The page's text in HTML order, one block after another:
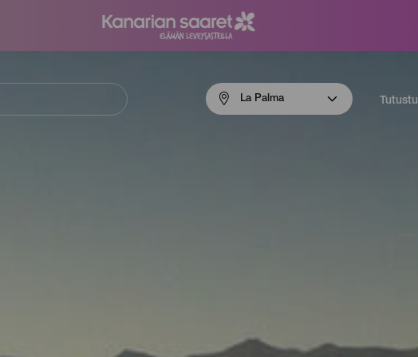
La Palma Tutustu